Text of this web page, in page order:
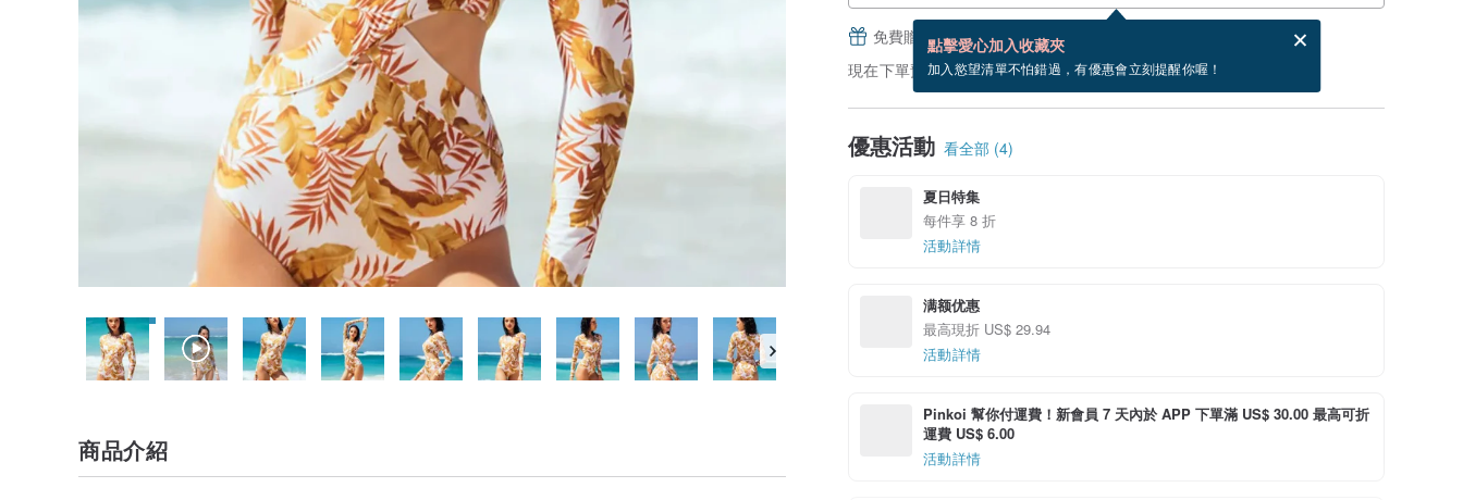
點擊愛心加入收藏夾
加入慾望清單不怕錯過，有優惠會立刻提醒你喔！
免費贈送電子賀卡，結帳完成後填寫
現在下單預估 8/21~8/30 到貨。
優惠活動 看全部 (4)
夏日特集
每件享 8 折
活動詳情
满额优惠
最高現折 US$ 29.94
活動詳情
Pinkoi 幫你付運費！新會員 7 天內於 APP 下單滿 US$ 30.00 最高可折
運費 US$ 6.00
活動詳情
商品介紹